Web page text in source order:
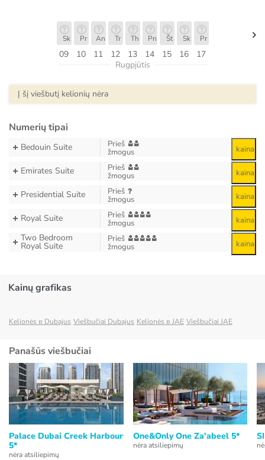
09
Sk
10
Pr
11
An
12
Tr
13
Th
14
Pn
15
Št
16
Sk
17
Pr
Rugpjūtis
Į šį viešbutį kelionių nėra
Numerių tipai
Bedouin Suite Prieš
žmogus kaina
Emirates Suite Prieš
žmogus kaina
Presidential Suite Prieš
žmogus kaina
Royal Suite Prieš
žmogus kaina
Two Bedroom
Royal Suite
Prieš
žmogus kaina
Kainų grafikas
Kelionės в Dubajus Viešbučiai Dubajus Kelionės в JAE Viešbučiai JAE
Panašūs viešbučiai
Palace Dubai Creek Harbour
5*
nėra atsiliepimų
One&Only One Za'abeel 5*
nėra atsiliepimų